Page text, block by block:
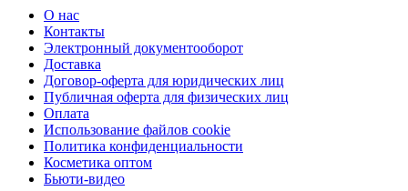
О нас
Контакты
Электронный документооборот
Доставка
Договор-оферта для юридических лиц
Публичная оферта для физических лиц
Оплата
Использование файлов cookie
Политика конфиденциальности
Косметика оптом
Бьюти-видео